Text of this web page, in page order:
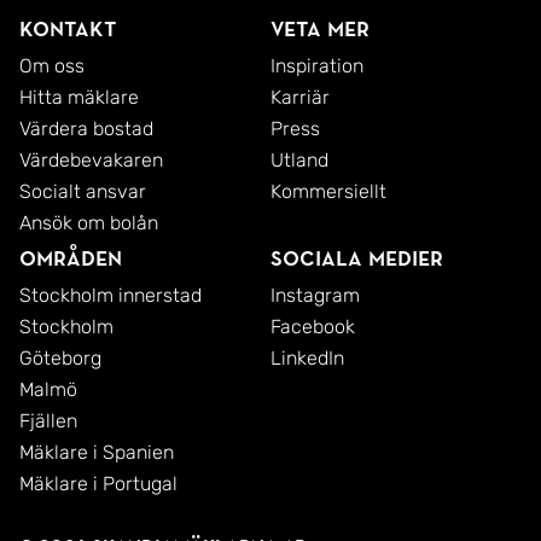
Bostaden ligger i ett lugnt och välskött område
med en perfekt balans mellan natur och
närservice. Här bor ni med goda kommunikationer
inom bekvämt avstånd, vilket ger smidig access till
stadens puls samtidigt som ni kan njuta av ett mer
avkopplande närområde.
I området finns mataffärer, träningsmöjligheter och
annan service som underlättar vardagen. För den
som uppskattar natur och friluftsliv erbjuds fina
grönområden, promenadstråk och
rekreationsmöjligheter i närheten - perfekta för
både aktiva dagar och avkopplande stunder året
runt.
Kontakt
Om oss
Hitta mäklare
Värdera bostad
Värdebevakaren
Socialt ansvar
Ansök om bolån
Veta mer
Inspiration
Karriär
Press
Utland
Kommersiellt
Områden
Stockholm innerstad
Stockholm
Göteborg
Malmö
Fjällen
Mäklare i Spanien
Mäklare i Portugal
Sociala medier
Instagram
Facebook
LinkedIn